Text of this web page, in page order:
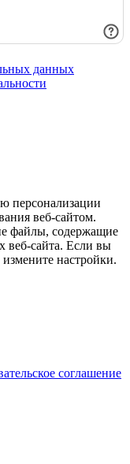
данных
персонализации
веб-сайтом.
файлы, содержащие
сайта. Если вы
настройки.
соглашение